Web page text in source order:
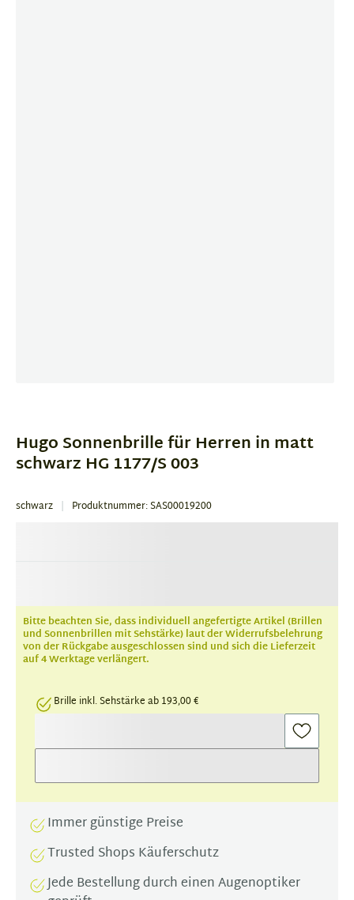
1
Hugo Sonnenbrille für Herren in matt
schwarz HG 1177/S 003
schwarz Produktnummer: SAS00019200
Bitte beachten Sie, dass individuell angefertigte Artikel (Brillen
und Sonnenbrillen mit Sehstärke) laut der Widerrufsbelehrung
von der Rückgabe ausgeschlossen sind und sich die Lieferzeit
auf 4 Werktage verlängert.
Brille inkl. Sehstärke ab 193,00 €
Immer günstige Preise
Trusted Shops Käuferschutz
Jede Bestellung durch einen Augenoptiker